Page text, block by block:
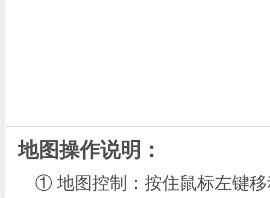
地图操作说明：
① 地图控制：按住鼠标左键